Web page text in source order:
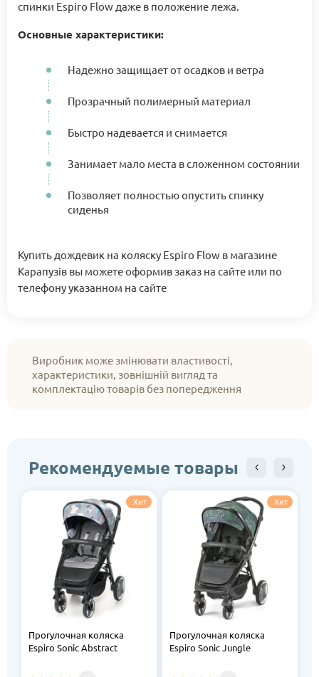
спинки Espiro Flow даже в положение лежа.
Основные характеристики:
Надежно защищает от осадков и ветра
Прозрачный полимерный материал
Быстро надевается и снимается
Занимает мало места в сложенном состоянии
Позволяет полностью опустить спинку
сиденья
Купить дождевик на коляску Espiro Flow в магазине
Карапузів вы можете оформив заказ на сайте или по
телефону указанном на сайте
Виробник може змінювати властивості,
характеристики, зовнішній вигляд та
комплектацію товарів без попередження
Рекомендуемые товары
Хит
Прогулочная коляска
Espiro Sonic Abstract
Хит
Прогулочная коляска
Espiro Sonic Jungle